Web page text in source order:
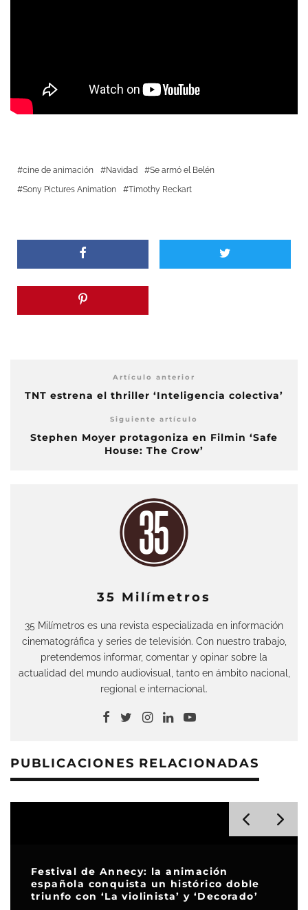
cine de animación Navidad
Se armó el Belén
Sony Pictures Animation
Timothy Reckart
Artículo anterior
TNT estrena el thriller ‘Inteligencia colectiva’
Siguiente artículo
Stephen Moyer protagoniza en Filmin ‘Safe
House: The Crow’
35 Milímetros
35 Milímetros es una revista especializada en información
cinematográfica y series de televisión. Con nuestro trabajo,
pretendemos informar, comentar y opinar sobre la
actualidad del mundo audiovisual, tanto en ámbito nacional,
regional e internacional.
PUBLICACIONES RELACIONADAS
Festival de Annecy: la animación
española conquista un histórico doble
triunfo con ‘La violinista’ y ‘Decorado’